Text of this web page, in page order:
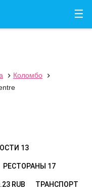
☰
 Коломбо

13
РЕСТОРАНЫ 17
RUB ТРАНСПОРТ